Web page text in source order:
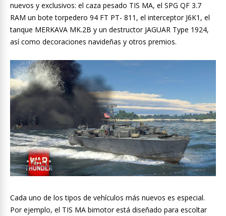
nuevos y exclusivos: el caza pesado TIS MA, el SPG QF 3.7
RAM un bote torpedero 94 FT PT- 811, el interceptor J6K1, el
tanque MERKAVA MK.2B y un destructor JAGUAR Type 1924,
así como decoraciones navideñas y otros premios.
Cada uno de los tipos de vehículos más nuevos es especial.
Por ejemplo, el TIS MA bimotor está diseñado para escoltar